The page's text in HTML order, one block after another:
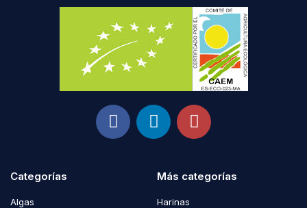
Categorías
Algas
Más categorías
Harinas